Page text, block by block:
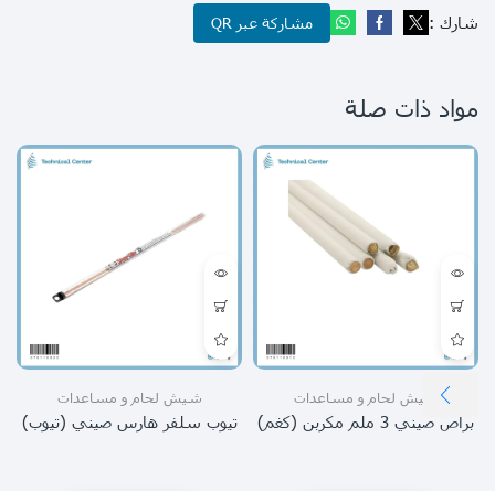
شارك : مشاركة عبر QR
مواد ذات صلة
شيش لحام و مساعدات
براص صيني 3 ملم مكربن (كغم)
شيش لحام و مساعدات
تيوب سلفر هارس صيني (تيوب)